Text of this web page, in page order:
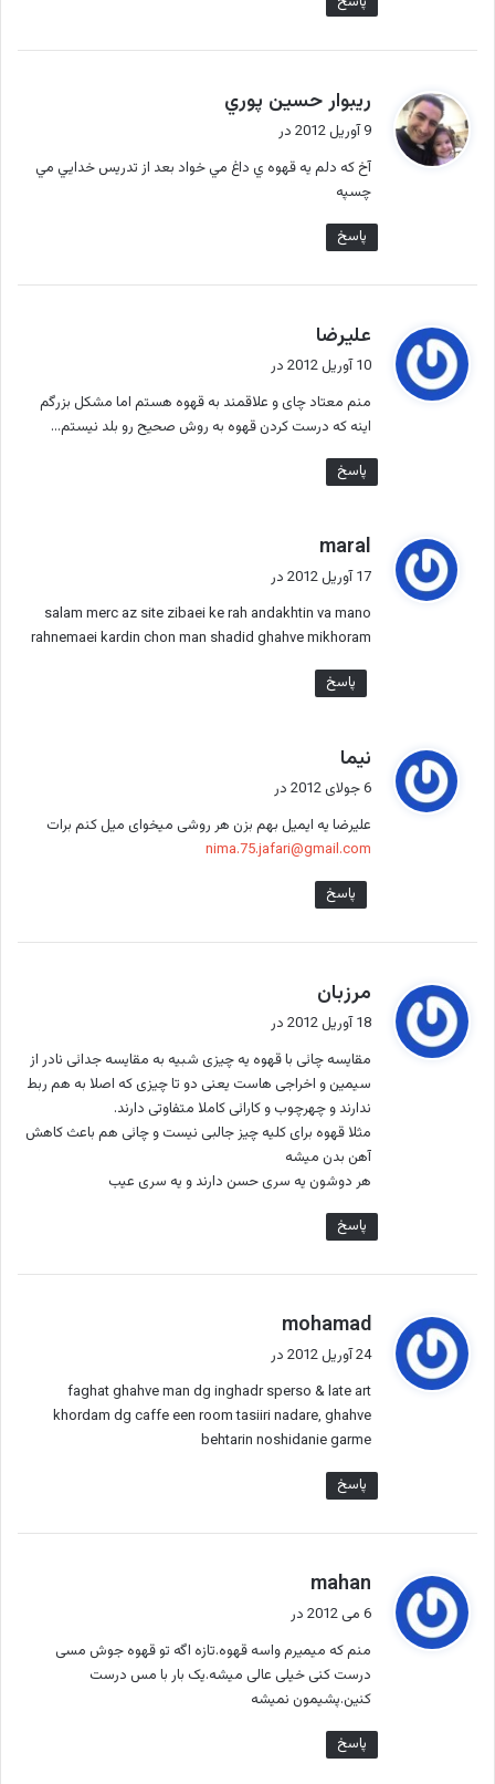
ريبوار حسين پوري
:
9 آوریل 2012 در
آخ كه دلم يه قهوه ي داغ مي خواد بعد از تدريس خدايي مي
چسپه
پاسخ
علیرضا
ف
:
10 آوریل 2012 در
منم معتاد چای و علاقمند به قهوه هستم اما مشکل بزرگم
اینه که درست کردن قهوه به روش صحیح رو بلد نیستم…
پاسخ
maral
ف
:
17 آوریل 2012 در
salam merc az site zibaei ke rah andakhtin va mano
rahnemaei kardin chon man shadid ghahve mikhoram
پاسخ
نیما
ف
:
6 جولای 2012 در
علیرضا یه ایمیل بهم بزن هر روشی میخوای میل کنم برات
nima.75.jafari@gmail.com
پاسخ
مرزبان
ف
:
18 آوریل 2012 در
مقایسه چائی با قهوه یه چیزی شبیه به مقایسه جدائی نادر از
سیمین و اخراجی هاست یعنی دو تا چیزی که اصلا به هم ربط
ندارند و چهرچوب و کارائی کاملا متفاوتی دارند.
مثلا قهوه برای کلیه چیز جالبی نیست و چائی هم باعث کاهش
آهن بدن میشه
هر دوشون یه سری حسن دارند و یه سری عیب
پاسخ
mohamad
:
24 آوریل 2012 در
faghat ghahve man dg inghadr sperso & late art
khordam dg caffe een room tasiiri nadare, ghahve
behtarin noshidanie garme
پاسخ
mahan
ف
:
6 می 2012 در
منم که میمیرم واسه قهوه.تازه اگه تو قهوه جوش مسی
درست کنی خیلی عالی میشه.یک بار با مس درست
کنین.پشیمون نمیشه
پاسخ